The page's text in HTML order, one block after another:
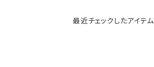
最近チェックしたアイテム